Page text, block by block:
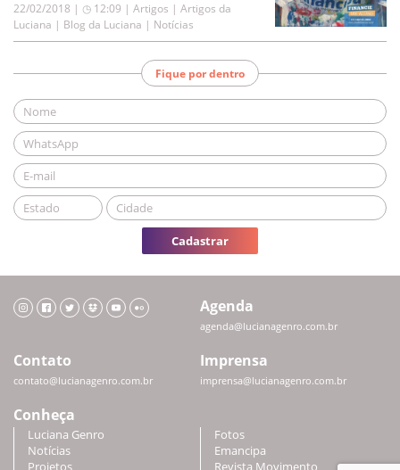
22/02/2018 | ◷ 12:09 | Artigos | Artigos da
Luciana | Blog da Luciana | Notícias
Fique por dentro
Cadastrar
Agenda
agenda@lucianagenro.com.br
Contato
contato@lucianagenro.com.br
Imprensa
imprensa@lucianagenro.com.br
Conheça
Luciana Genro
Notícias
Projetos
Fotos
Emancipa
Revista Movimento